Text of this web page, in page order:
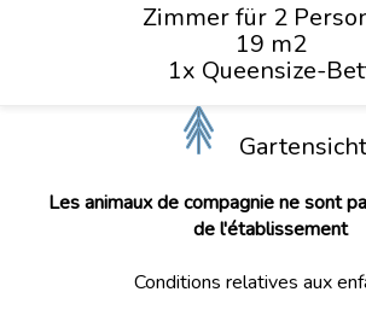
Zimmer für 2
19 m2
1x Queensize-
Les animaux de compagnie ne sont
de l'établissement
Conditions relatives aux